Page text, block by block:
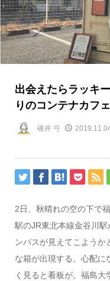
出会えたらラッキ
りのコンテナカフェ
碓井 弓
2日、秋晴れの空の下で
駅のJR東北本線金谷川
ンパスが見えてこようか
な箱が出現する。心配に
く見ると看板が。福島大